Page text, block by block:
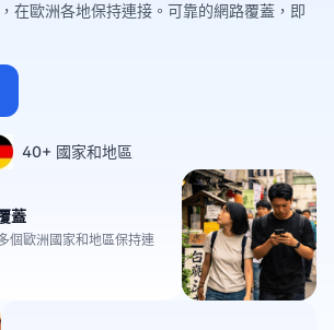
在歐洲各地保持連接。可靠的網路覆蓋，即
40+ 國家和地區
蓋
個歐洲國家和地區保持連